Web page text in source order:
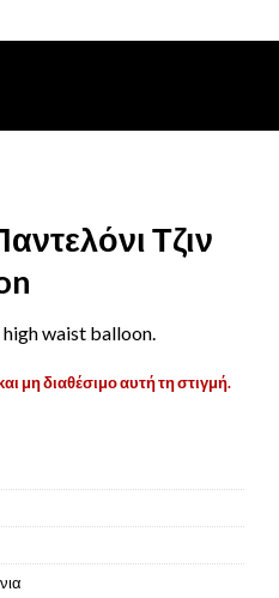
Τζιν
high waist balloon.
μη διαθέσιμο αυτή τη στιγμή.